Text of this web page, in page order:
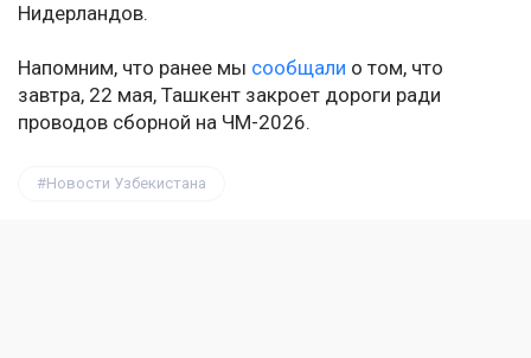
Нидерландов.
Напомним, что ранее мы сообщали о том, что
завтра, 22 мая, Ташкент закроет дороги ради
проводов сборной на ЧМ-2026.
Новости Узбекистана